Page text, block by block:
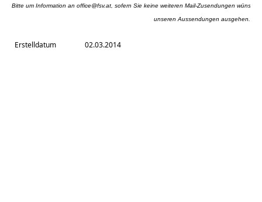
Bitte um Information an office@fsv.at , sofern Sie keine weiteren Mail-Zusendungen
unseren Aussendungen ausgehen.
Erstelldatum 02.03.2014